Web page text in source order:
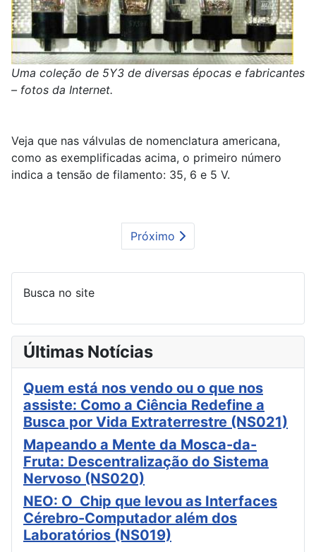
Uma coleção de 5Y3 de diversas épocas e fabricantes
– fotos da Internet.
Veja que nas válvulas de nomenclatura americana,
como as exemplificadas acima, o primeiro número
indica a tensão de filamento: 35, 6 e 5 V.
Próximo
Busca no site
Últimas Notícias
Quem está nos vendo ou o que nos
assiste: Como a Ciência Redefine a
Busca por Vida Extraterrestre (NS021)
Mapeando a Mente da Mosca-da-
Fruta: Descentralização do Sistema
Nervoso (NS020)
NEO: O Chip que levou as Interfaces
Cérebro-Computador além dos
Laboratórios (NS019)